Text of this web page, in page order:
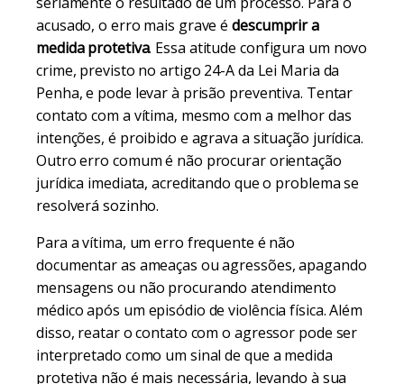
acusado, o erro mais grave édescumprir a
medida protetiva. Essa atitude configura um novo
crime, previsto no artigo 24-A da Lei Maria da
Penha, e pode levar à prisão preventiva. Tentar
contato com a vítima, mesmo com a melhor das
intenções, é proibido e agrava a situação jurídica.
Outro erro comum é não procurar orientação
jurídica imediata, acreditando que o problema se
resolverá sozinho.
Para a vítima, um erro frequente é não
documentar as ameaças ou agressões, apagando
mensagens ou não procurando atendimento
médico após um episódio de violência física. Além
disso, reatar o contato com o agressor pode ser
interpretado como um sinal de que a medida
protetiva não é mais necessária, levando à sua